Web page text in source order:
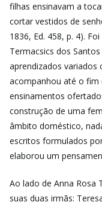
filhas ensinavam a
cortar vestidos de
1836, Ed. 458, p. 4).
Termacsics dos
aprendizados variados
acompanhou até o fim
ensinamentos
construção de uma
âmbito doméstico,
escritos formulados
elaborou um
Ao lado de Anna Rosa
suas duas irmãs: